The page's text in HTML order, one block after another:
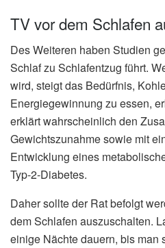
TV vor dem Schlafen
Des Weiteren haben Studien
Schlaf zu Schlafentzug führt.
wird, steigt das Bedürfnis,
Energiegewinnung zu essen,
erklärt wahrscheinlich den
Gewichtszunahme sowie mit
Entwicklung eines
Typ-2-Diabetes.
Daher sollte der Rat befolgt
dem Schlafen auszuschalten.
einige Nächte dauern, bis man